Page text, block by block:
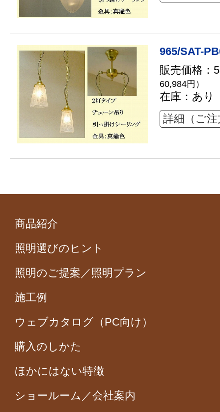
965/SAT-
販売価格：
60,984円）
在庫：あり
詳細（ご
商品紹介
照明選びのヒント
照明のご提案／照明プラン
施工例
ウェブカタログ（PC向け）
購入のしかた
ほかにはない特徴
ショールーム／会社案内